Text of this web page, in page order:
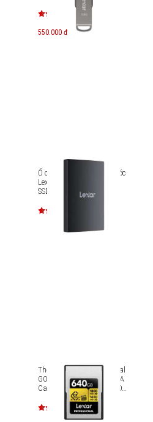
550.000 đ
Ổ cứng di động chống nước
Lexar Armor 700 Portable
SSD 4TB [LAR700X004T-
Thẻ nhớ Lexar Professional
GOLD CFexpress 4.0 Type A
Card 640GB [LCAGOLD640G-